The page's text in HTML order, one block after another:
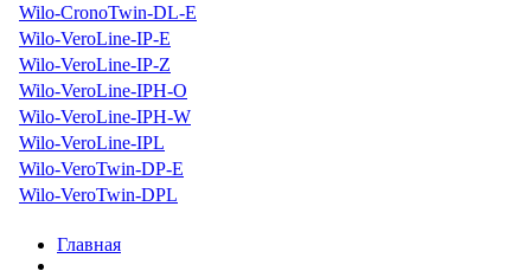
Wilo-CronoTwin-DL-E
Wilo-VeroLine-IP-E
Wilo-VeroLine-IP-Z
Wilo-VeroLine-IPH-O
Wilo-VeroLine-IPH-W
Wilo-VeroLine-IPL
Wilo-VeroTwin-DP-E
Wilo-VeroTwin-DPL
Главная